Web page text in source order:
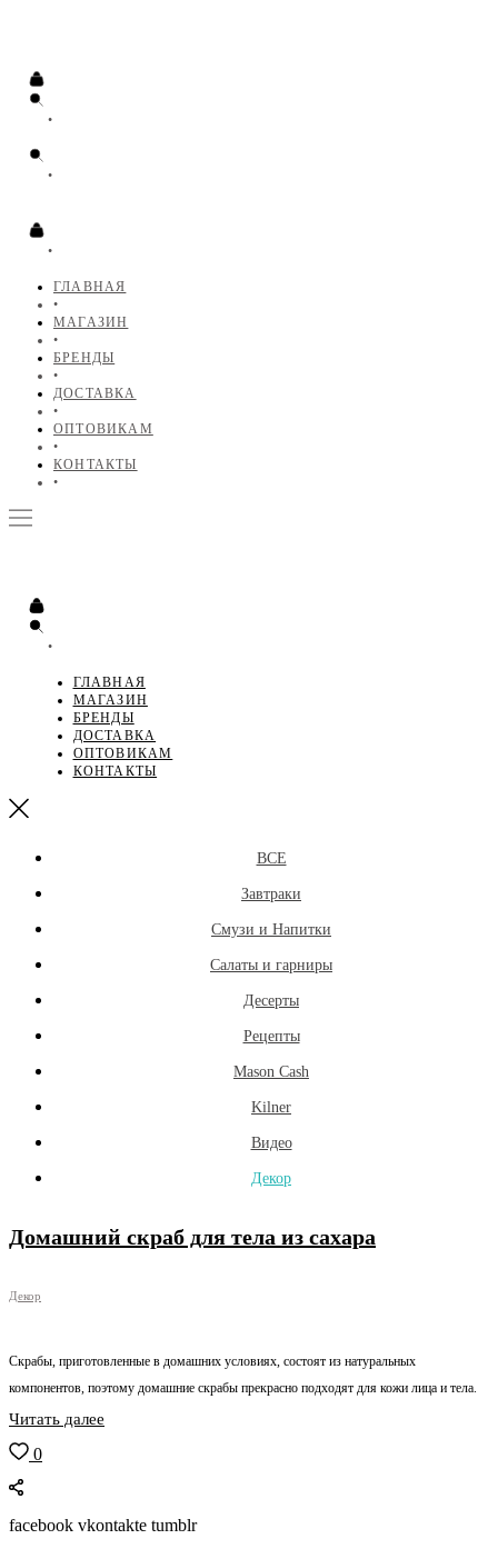
•
•
•
ГЛАВНАЯ
•
МАГАЗИН
•
БРЕНДЫ
•
ДОСТАВКА
•
ОПТОВИКАМ
•
КОНТАКТЫ
•
•
ГЛАВНАЯ
МАГАЗИН
БРЕНДЫ
ДОСТАВКА
ОПТОВИКАМ
КОНТАКТЫ
ВСЕ
Завтраки
Смузи и Напитки
Салаты и гарниры
Десерты
Рецепты
Mason Cash
Kilner
Видео
Декор
Домашний скраб для тела из сахара
Декор
Скрабы, приготовленные в домашних условиях, состоят из натуральных
компонентов, поэтому домашние скрабы прекрасно подходят для кожи лица и тела.
Читать далее
0
facebook vkontakte tumblr